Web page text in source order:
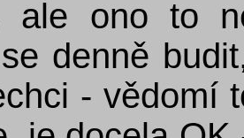
ale ono to
denně
- vědomí